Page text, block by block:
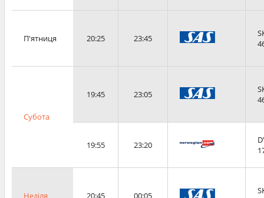
П'ятниця 20:25 23:45
Субота
19:45 23:05
19:55 23:20
Неділя 20:45 00:05